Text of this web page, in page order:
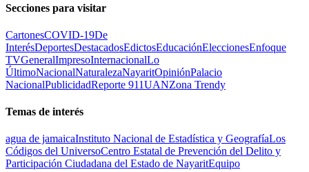
Secciones para visitar
CartonesCOVID-19De
InterésDeportesDestacadosEdictosEducaciónEleccionesEnfoque
TVGeneralImpresoInternacionalLo
ÚltimoNacionalNaturalezaNayaritOpiniónPalacio
NacionalPublicidadReporte 911UANZona Trendy
Temas de interés
agua de jamaicaInstituto Nacional de Estadística y GeografíaLos
Códigos del UniversoCentro Estatal de Prevención del Delito y
Participación Ciudadana del Estado de NayaritEquipo